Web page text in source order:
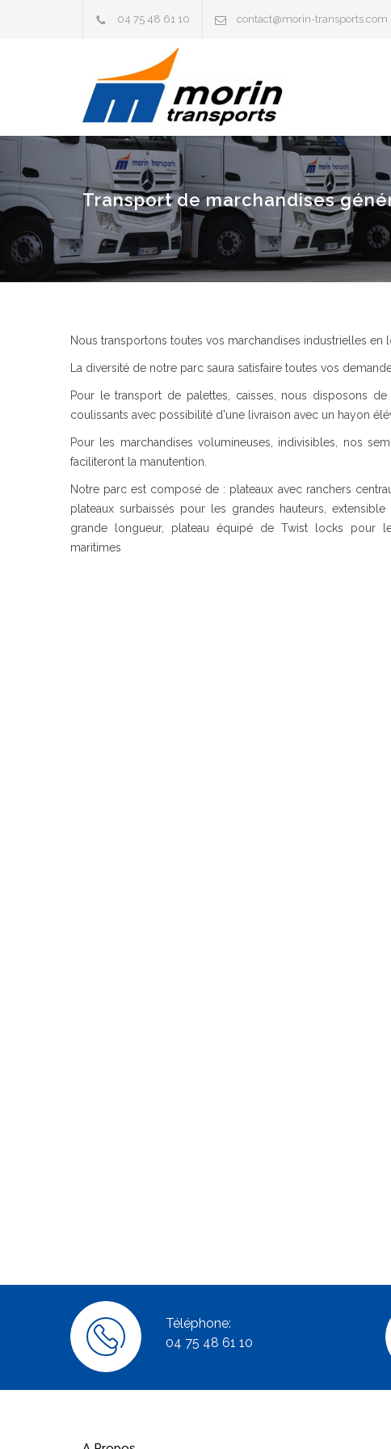
04 75 48 61 10 contact@morin-transports.com
Transport de marchandises
Nous transportons toutes vos marchandises industrielles en
La diversité de notre parc saura satisfaire toutes vos
Pour le transport de palettes, caisses, nous disposons
coulissants avec possibilité d'une livraison avec un hayon
Pour les marchandises volumineuses, indivisibles, nos
faciliteront la manutention.
Notre parc est composé de : plateaux avec ranchers
plateaux surbaissés pour les grandes hauteurs,
grande longueur, plateau équipé de Twist locks pour
maritimes
Téléphone:
04 75 48 61 10